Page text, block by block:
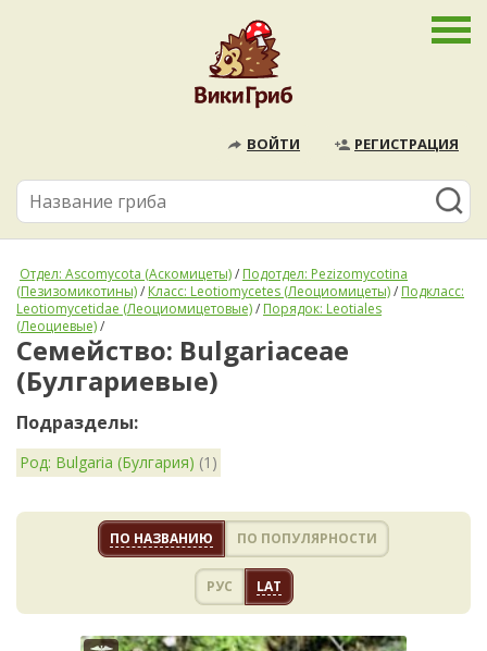
ВОЙТИ РЕГИСТРАЦИЯ
Отдел: Ascomycota (Аскомицеты)/ Подотдел: Pezizomycotina
(Пезизомикотины)/ Класс: Leotiomycetes (Леоциомицеты)/ Подкласс:
Leotiomycetidae (Леоциомицетовые)/ Порядок: Leotiales
(Леоциевые)/
Семейство: Bulgariaceae
(Булгариевые)
Подразделы:
Род: Bulgaria (Булгария) (1)
ПО НАЗВАНИЮ ПО ПОПУЛЯРНОСТИ
РУС LAT